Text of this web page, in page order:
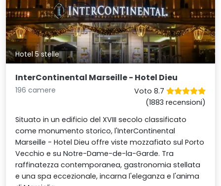
Hotel 5 stelle
InterContinental Marseille - Hotel Dieu
196 camere
Voto 8.7
(1883 recensioni)
Situato in un edificio del XVIII secolo classificato
come monumento storico, l'InterContinental
Marseille - Hotel Dieu offre viste mozzafiato sul Porto
Vecchio e su Notre-Dame-de-la-Garde. Tra
raffinatezza contemporanea, gastronomia stellata
e una spa eccezionale, incarna l'eleganza e l'anima